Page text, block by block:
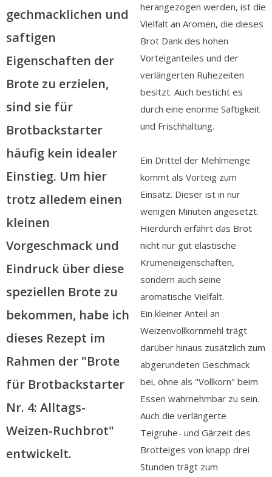
gechmacklichen und
saftigen
Eigenschaften der
Brote zu erzielen,
sind sie für
Brotbackstarter
häufig kein idealer
Einstieg. Um hier
trotz alledem einen
kleinen
Vorgeschmack und
Eindruck über diese
speziellen Brote zu
bekommen, habe ich
dieses Rezept im
Rahmen der "Brote
für Brotbackstarter
Nr. 4: Alltags-
Weizen-Ruchbrot"
entwickelt.
herangezogen werden, ist die
Vielfalt an Aromen, die dieses
Brot Dank des hohen
Vorteiganteiles und der
verlängerten Ruhezeiten
besitzt. Auch besticht es
durch eine enorme Saftigkeit
und Frischhaltung.
Ein Drittel der Mehlmenge
kommt als Vorteig zum
Einsatz. Dieser ist in nur
wenigen Minuten angesetzt.
Hierdurch erfährt das Brot
nicht nur gut elastische
Krumeneigenschaften,
sondern auch seine
aromatische Vielfalt.
Ein kleiner Anteil an
Weizenvollkornmehl trägt
darüber hinaus zusätzlich zum
abgerundeten Geschmack
bei, ohne als "Vollkorn" beim
Essen wahrnehmbar zu sein.
Auch die verlängerte
Teigruhe- und Gärzeit des
Brotteiges von knapp drei
Stunden trägt zum